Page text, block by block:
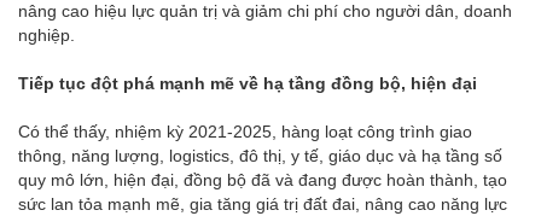
nâng cao hiệu lực quản trị và giảm chi phí cho người dân, doanh
nghiệp.
Tiếp tục đột phá mạnh mẽ về hạ tầng đồng bộ, hiện đại
Có thể thấy, nhiệm kỳ 2021-2025, hàng loạt công trình giao
thông, năng lượng, logistics, đô thị, y tế, giáo dục và hạ tầng số
quy mô lớn, hiện đại, đồng bộ đã và đang được hoàn thành, tạo
sức lan tỏa mạnh mẽ, gia tăng giá trị đất đai, nâng cao năng lực